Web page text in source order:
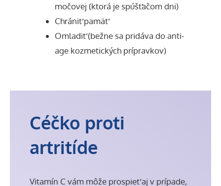
močovej (ktorá je spúšťačom dni)
Chrániť pamäť
Omladiť (bežne sa pridáva do anti-
age kozmetických prípravkov)
Céčko proti
artritíde
Vitamín C vám môže prospieť aj v prípade,